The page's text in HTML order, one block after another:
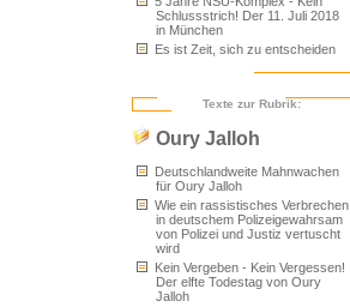
Schlussstrich! Der 11. Juli 2018
in München
Es ist Zeit, sich zu entscheiden
Texte zur Rubrik:
Oury Jalloh
Deutschlandweite Mahnwachen
für Oury Jalloh
Wie ein rassistisches Verbrechen
in deutschem Polizeigewahrsam
von Polizei und Justiz vertuscht
wird
Kein Vergeben - Kein Vergessen!
Der elfte Todestag von Oury
Jalloh